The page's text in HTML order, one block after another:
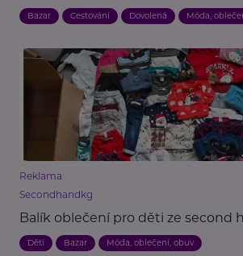
Bazar Cestování Dovolená Móda,
Reklama
Secondhandkg
Balík oblečení pro děti ze second
Děti Bazar Móda, oblečení, obuv